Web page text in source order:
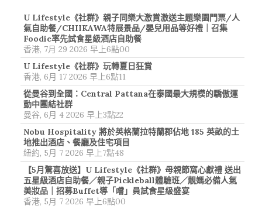
U Lifestyle《社群》親子同樂大激賞激送主題樂園門票/人
氣自助餐/CHIIKAWA特展景品/嬰兒用品等好禮｜召集
Foodie率先試食星級酒店自助餐
香港, 7月 29 2026 早上6點00
U Lifestyle《社群》玩轉夏日狂賞
香港, 6月 17 2026 早上6點11
從曼谷到全國：Central Pattana在泰國最大規模的驕傲運
動中團結社群
曼谷, 6月 4 2026 早上3點22
Nobu Hospitality 將於英格蘭拉特蘭郡佔地 185 英畝的土
地推出酒店、餐廳及住宅項目
紐約, 5月 7 2026 早上7點48
【5月驚喜放送】U Lifestyle《社群》母親節窩心獻禮 送出
五星級酒店自助餐／親子Pickleball體驗班／靚媽必備人氣
美妝品｜招募Buffet導「嚐」員試食星級盛宴
香港, 5月 7 2026 早上6點00